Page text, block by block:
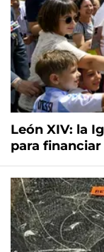
León XIV: la
para